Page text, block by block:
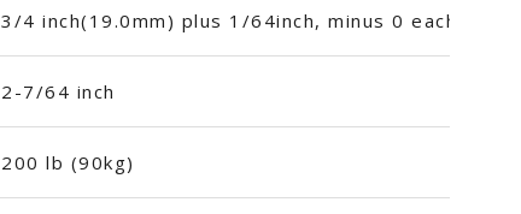
3/4 inch(19.0mm) plus 1/64inch, minus 0 each side.
2-7/64 inch
200 lb (90kg)